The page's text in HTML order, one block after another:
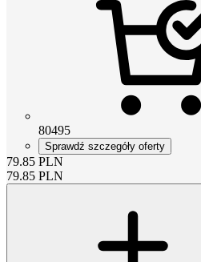
80495
Sprawdź szczegóły oferty
79.85 PLN
79.85 PLN